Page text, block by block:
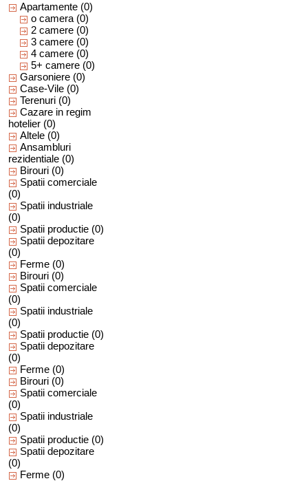
Apartamente (0)
o camera (0)
2 camere (0)
3 camere (0)
4 camere (0)
5+ camere (0)
Garsoniere (0)
Case-Vile (0)
Terenuri (0)
Cazare in regim
hotelier (0)
Altele (0)
Ansambluri
rezidentiale (0)
Birouri (0)
Spatii comerciale
(0)
Spatii industriale
(0)
Spatii productie (0)
Spatii depozitare
(0)
Ferme (0)
Birouri (0)
Spatii comerciale
(0)
Spatii industriale
(0)
Spatii productie (0)
Spatii depozitare
(0)
Ferme (0)
Birouri (0)
Spatii comerciale
(0)
Spatii industriale
(0)
Spatii productie (0)
Spatii depozitare
(0)
Ferme (0)